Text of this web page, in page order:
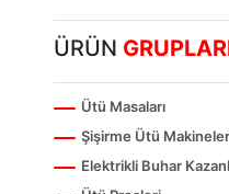
ÜRÜN
Ütü Masaları
Şişirme Ütü
Elektrikli Buhar